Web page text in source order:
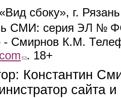
сбоку», г.
СМИ: серия ЭЛ №
- Смирнов К.М.
(link sends e-mail)
. 18+
Константин
сайта